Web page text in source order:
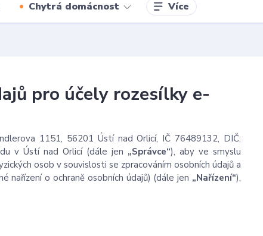
Chytrá domácnost Více
pro účely rozesílky e-
1151, 56201 Ústí nad Orlicí, IČ 76489132, DIČ:
v Ústí nad Orlicí(dále jen „Správce“), aby ve smyslu
osob v souvislosti se zpracováním osobních údajů a
nařízení o ochraně osobních údajů) (dále jen „Nařízení“),